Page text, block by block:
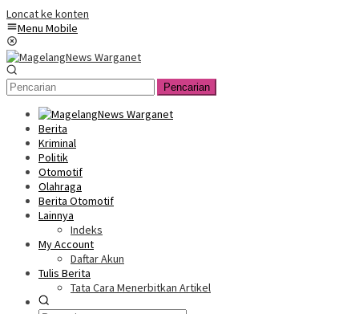
Loncat ke konten
Menu Mobile
Pencarian
Berita
Kriminal
Politik
Otomotif
Olahraga
Berita Otomotif
Lainnya
Indeks
My Account
Daftar Akun
Tulis Berita
Tata Cara Menerbitkan Artikel